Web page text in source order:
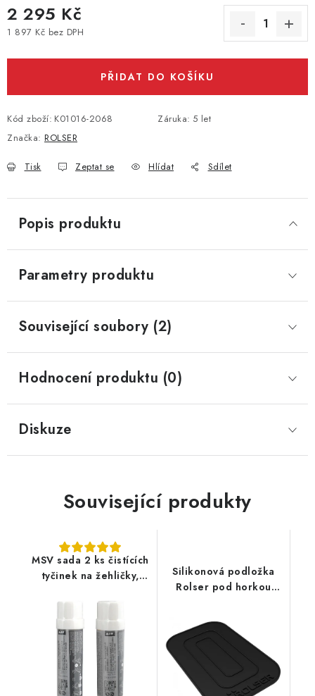
2 295 Kč
1 897 Kč bez DPH
PŘIDAT DO KOŠÍKU
Kód zboží: K01016-2068 Záruka: 5 let
Značka: ROLSER
Tisk Zeptat se Hlídat Sdílet
Popis produktu
Parametry produktu
Související soubory (2)
Hodnocení produktu (0)
Diskuze
Související produkty
MSV sada 2 ks čistících
tyčinek na žehličky,
Silikonová podložka
Rolser pod horkou